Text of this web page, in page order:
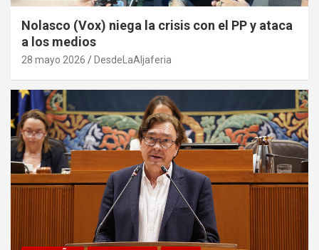
Nolasco (Vox) niega la crisis con el PP y ataca
a los medios
28 mayo 2026 DesdeLaAljaferia